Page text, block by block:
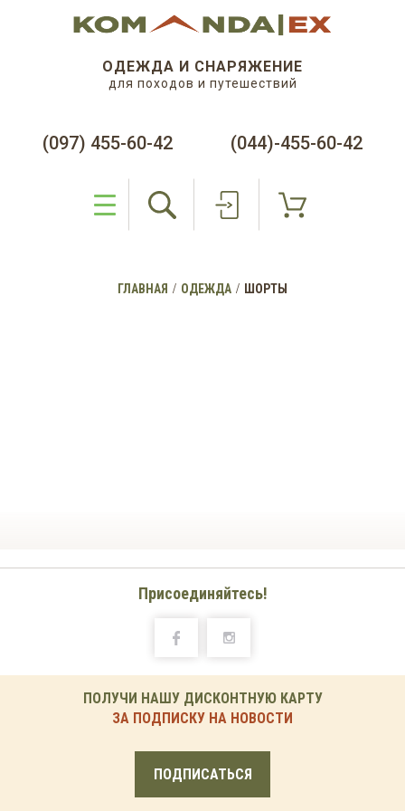
ОДЕЖДА И СНАРЯЖЕНИЕ
для походов и путешествий
(097) 455-60-42 (044)-455-60-42
ГЛАВНАЯ ОДЕЖДА ШОРТЫ
Присоединяйтесь!
ПОЛУЧИ НАШУ ДИСКОНТНУЮ КАРТУ
ЗА ПОДПИСКУ НА НОВОСТИ
ПОДПИСАТЬСЯ